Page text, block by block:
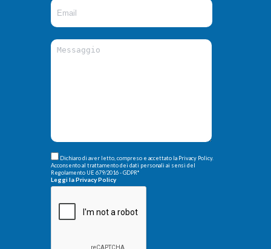
Dichiaro di aver letto, compreso e accettato la Privacy Policy.
Acconsento al trattamento dei dati personali ai sensi del
Regolamento UE 679/2016 - GDPR*
Leggi la Privacy Policy